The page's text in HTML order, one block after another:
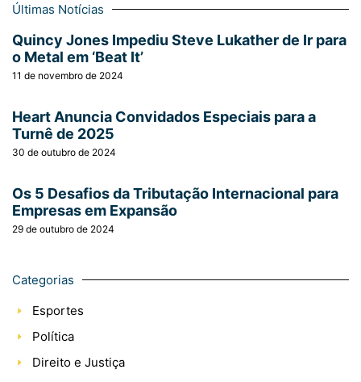
Últimas Notícias
Quincy Jones Impediu Steve Lukather de Ir para
o Metal em ‘Beat It’
11 de novembro de 2024
Heart Anuncia Convidados Especiais para a
Turnê de 2025
30 de outubro de 2024
Os 5 Desafios da Tributação Internacional para
Empresas em Expansão
29 de outubro de 2024
Categorias
Esportes
Política
Direito e Justiça